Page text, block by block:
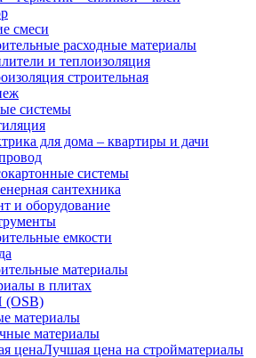
смеси
расходные материалы
и теплоизоляция
строительная
системы
для дома – квартиры и дачи
системы
сантехника
и оборудование
емкости
материалы
в плитах
материалы
материалы
Лучшая цена на стройматериалы